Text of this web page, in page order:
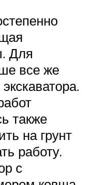
Для
все же
также
на грунт
работу.
с